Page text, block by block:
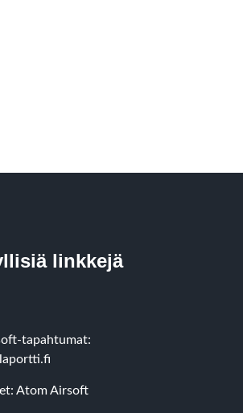
linkkejä
tapahtumat:
Atom Airsoft